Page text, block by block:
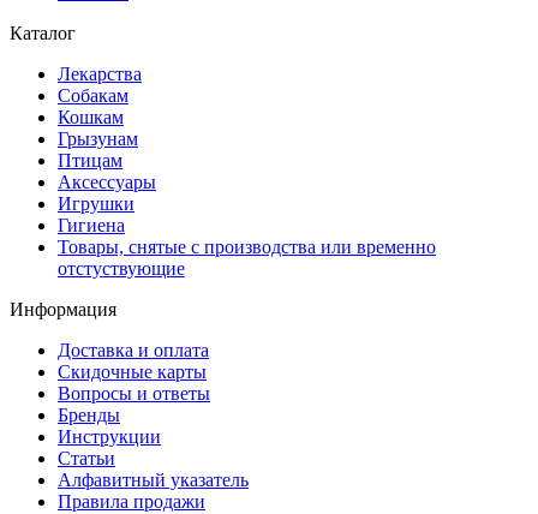
Каталог
Лекарства
Собакам
Кошкам
Грызунам
Птицам
Аксессуары
Игрушки
Гигиена
Товары, снятые с производства или временно
отстуствующие
Информация
Доставка и оплата
Скидочные карты
Вопросы и ответы
Бренды
Инструкции
Статьи
Алфавитный указатель
Правила продажи